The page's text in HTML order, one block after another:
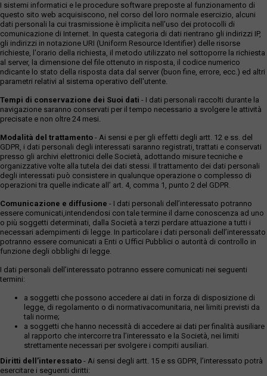
I sistemi informatici e le procedure software preposte al funzionamento di
questo sito web acquisiscono, nel corso del loro normale esercizio, alcuni
dati personali la cui trasmissione è implicita nell'uso dei protocolli di
comunicazione di Internet. In questa categoria di dati rientrano gli indirizzi IP,
gli indirizzi in notazione URI (Uniform Resource Identifier) delle risorse
richieste, l'orario della richiesta, il metodo utilizzato nel sottoporre la richiesta
al server, la dimensione del file ottenuto in risposta, il codice numerico
ndicante lo stato della risposta data dal server (buon fine, errore, ecc.) ed altri
parametri relativi al sistema operativo dell'utente.
Tempi di conservazione dei Suoi dati - I dati personali raccolti durante la
navigazione saranno conservati per il tempo necessario a svolgere le attività
precisate e non oltre 24 mesi.
Modalità del trattamento - Ai sensi e per gli effetti degli artt. 12 e ss. del
GDPR, i dati personali degli interessati saranno registrati, trattati e conservati
presso gli archivi elettronici delle Società, adottando misure tecniche e
organizzative volte alla tutela dei dati stessi. Il trattamento dei dati personali
degli interessati può consistere in qualunque operazione o complesso di
operazioni tra quelle indicate all' art. 4, comma 1, punto 2 del GDPR.
Comunicazione e diffusione - I dati personali dell’interessato potranno
essere comunicati,intendendosi con tale termine il darne conoscenza ad uno
o più soggetti determinati, dalla Società a terzi perdare attuazione a tutti i
necessari adempimenti di legge. In particolare i dati personali dell’interessato
potranno essere comunicati a Enti o Uffici Pubblici o autorità di controllo in
funzione degli obblighi di legge.
I dati personali dell’interessato potranno essere comunicati nei seguenti
termini:
a soggetti che possono accedere ai dati in forza di disposizione di
legge, di regolamento o di normativacomunitaria, nei limiti previsti da
tali norme;
a soggetti che hanno necessità di accedere ai dati per finalità ausiliare
al rapporto che intercorre tra l’interessato e la Società, nei limiti
strettamente necessari per svolgere i compiti ausiliari.
Diritti dell’interessato - Ai sensi degli artt. 15 e ss GDPR, l’interessato potrà
esercitare i seguenti diritti: